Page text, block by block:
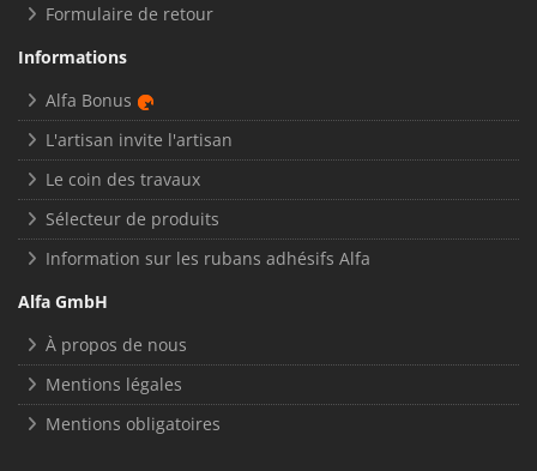
Formulaire de retour
Informations
Alfa Bonus
L'artisan invite l'artisan
Le coin des travaux
Sélecteur de produits
Information sur les rubans adhésifs Alfa
Alfa GmbH
À propos de nous
Mentions légales
Mentions obligatoires